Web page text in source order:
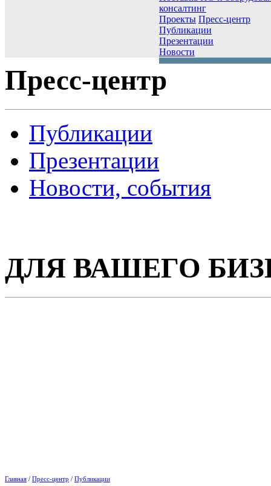
консалтинг
Проекты Пресс-центр
Публикации
Презентации
Новости
Пресс-центр
Публикации
Презентации
Новости, события
ДЛЯ ВАШЕГО
Главная / Пресс-центр / Публикации